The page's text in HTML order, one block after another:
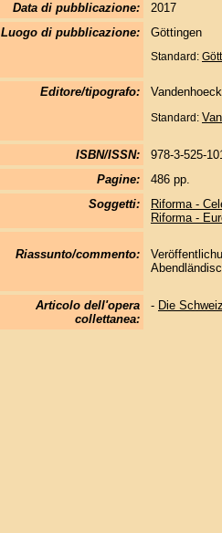
Data di pubblicazione:
2017
Luogo di pubblicazione:
Göttingen
Standard:
Editore/tipografo:
Standard:
ISBN/ISSN:
978-3-525-
Pagine:
486 pp.
Soggetti:
Riforma -
Riforma -
Riassunto/commento:
Articolo dell'opera
collettanea:
- Die